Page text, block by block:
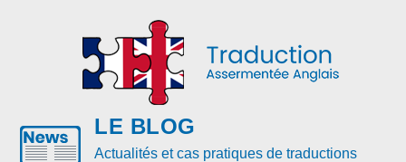
LE BLOG
Actualités et cas pratiques de traductions